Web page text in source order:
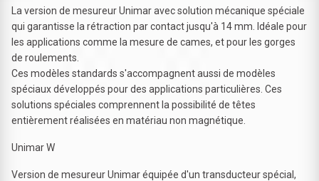
La version de mesureur Unimar avec solution mécanique spéciale
qui garantisse la rétraction par contact jusqu'à 14 mm. Idéale pour
les applications comme la mesure de cames, et pour les gorges
de roulements.
Ces modèles standards s'accompagnent aussi de modèles
spéciaux développés pour des applications particulières. Ces
solutions spéciales comprennent la possibilité de têtes
entièrement réalisées en matériau non magnétique.
Unimar W
Version de mesureur Unimar équipée d'un transducteur spécial,